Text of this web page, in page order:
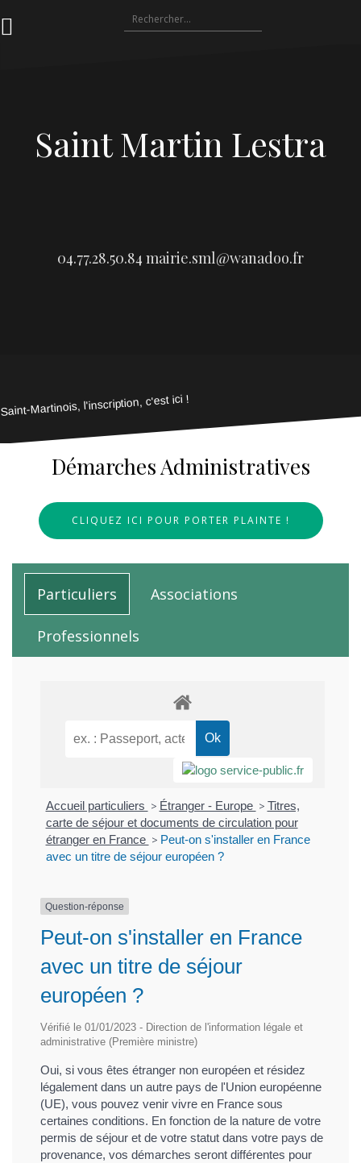
au
Rechercher :
Saint Martin Lestra
04.77.28.50.84 mairie.sml@wanadoo.fr
Saint-Martinois, l'inscription, c'est ici !
Démarches Administratives
CLIQUEZ ICI POUR PORTER PLAINTE !
Particuliers Associations
Professionnels
Accueil particuliers > Étranger - Europe > Titres,
carte de séjour et documents de circulation pour
étranger en France > Peut-on s'installer en France
avec un titre de séjour européen ?
Question-réponse
Peut-on s'installer en France
avec un titre de séjour
européen ?
Vérifié le 01/01/2023 - Direction de l'information légale et
administrative (Première ministre)
Oui, si vous êtes étranger non européen et résidez
légalement dans un autre pays de l'Union européenne
(UE), vous pouvez venir vivre en France sous
certaines conditions. En fonction de la nature de votre
permis de séjour et de votre statut dans votre pays de
provenance, vos démarches seront différentes pour